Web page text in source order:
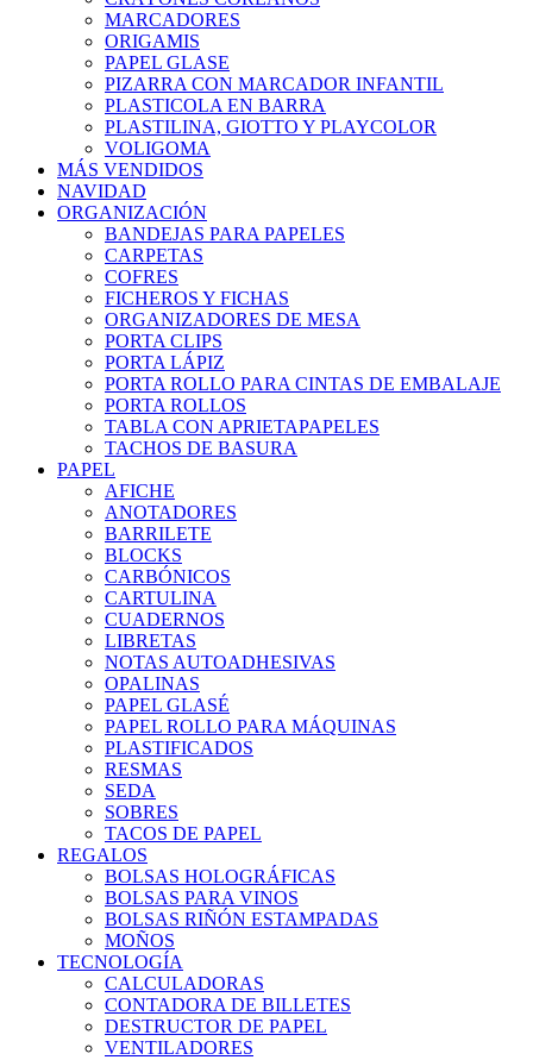
MARCADORES
ORIGAMIS
PAPEL GLASE
PIZARRA CON MARCADOR INFANTIL
PLASTICOLA EN BARRA
PLASTILINA, GIOTTO Y PLAYCOLOR
VOLIGOMA
MÁS VENDIDOS
NAVIDAD
ORGANIZACIÓN
BANDEJAS PARA PAPELES
CARPETAS
COFRES
FICHEROS Y FICHAS
ORGANIZADORES DE MESA
PORTA CLIPS
PORTA LÁPIZ
PORTA ROLLO PARA CINTAS DE EMBALAJE
PORTA ROLLOS
TABLA CON APRIETAPAPELES
TACHOS DE BASURA
PAPEL
AFICHE
ANOTADORES
BARRILETE
BLOCKS
CARBÓNICOS
CARTULINA
CUADERNOS
LIBRETAS
NOTAS AUTOADHESIVAS
OPALINAS
PAPEL GLASÉ
PAPEL ROLLO PARA MÁQUINAS
PLASTIFICADOS
RESMAS
SEDA
SOBRES
TACOS DE PAPEL
REGALOS
BOLSAS HOLOGRÁFICAS
BOLSAS PARA VINOS
BOLSAS RIÑÓN ESTAMPADAS
MOÑOS
TECNOLOGÍA
CALCULADORAS
CONTADORA DE BILLETES
DESTRUCTOR DE PAPEL
VENTILADORES